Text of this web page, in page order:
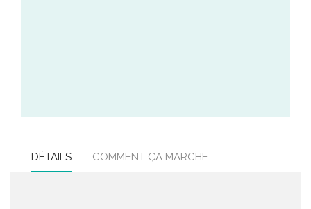
DÉTAILS COMMENT ÇA MARCHE